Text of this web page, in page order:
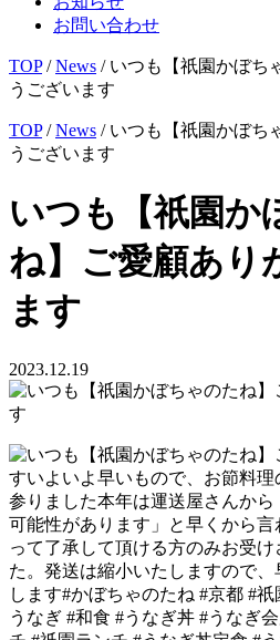
お問い合わせ
TOP/News / いつも【祇園かぼち
うございます
TOP/News / いつも【祇園かぼち
うございます
いつも【祇園か
ね】ご愛顧あり
ます
2023.12.19